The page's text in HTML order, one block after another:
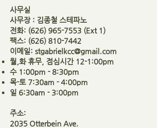
사무실
사무장 : 김종철 스테파노
전화: (626) 965-7553 (Ext 1)
팩스: (626) 810-7442
이메일: stgabrielkcc@gmail.com
월 화 휴무, 점심시간 12-1:00pm
수 1:00pm - 8:30pm
목-토 7:30am - 4:00pm
일 6:30am - 3:00pm
주소:
2035 Otterbein Ave.